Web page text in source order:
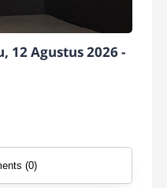
12 Agustus 2026 -
(0)